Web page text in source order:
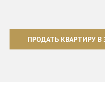
ПРОДАТЬ КВАРТИРУ